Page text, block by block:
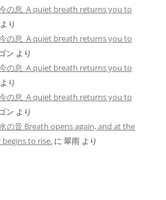
の息 A quiet breath returns you to
より
の息 A quiet breath returns you to
ン より
の息 A quiet breath returns you to
より
の息 A quiet breath returns you to
ン より
の音 Breath opens again, and at the
to rise. に 翠雨 より